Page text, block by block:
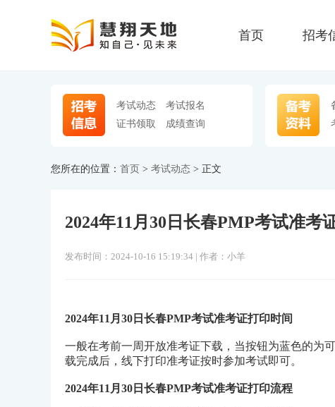
首页 招考
考试动态
考试报名
证书领取
成绩查询
您所在的位置： 首页 > 考试动态 > 正文
2024年11月30日长春PMP考试准考
发布时间：2024-10-16 15:19:34 | 作者：小羊
2024年11月30日长春PMP考试准考证打印时间
一般在考前一周开放准考证下载，当按钮为蓝色的为
载完成后，线下打印准考证按时参加考试即可。
2024年11月30日长春PMP考试准考证打印流程